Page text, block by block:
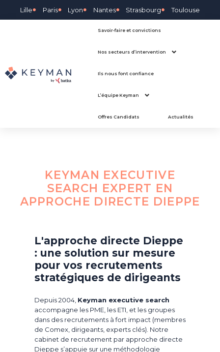
Lille Paris Lyon Nantes Strasbourg Toulouse
Savoir-faire et convictions
Nos secteurs d’intervention
Ils nous font confiance
L’équipe Keyman
Offres Candidats Actualités
KEYMAN EXECUTIVE
SEARCH EXPERT EN
APPROCHE DIRECTE DIEPPE
L'approche directe Dieppe
: une solution sur mesure
pour vos recrutements
stratégiques de dirigeants
Depuis 2004, Keyman executive search
accompagne les PME, les ETI, et les groupes
dans des recrutements à fort impact (membres
de Comex, dirigeants, experts clés). Notre
cabinet de recrutement par approche directe
Dieppe s’appuie sur une méthodologie